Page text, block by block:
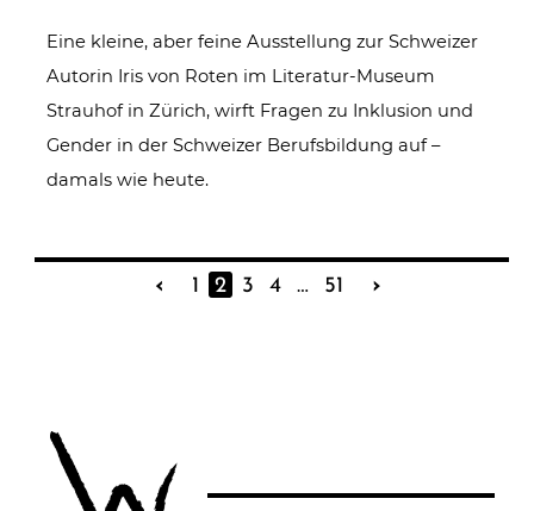
Eine kleine, aber feine Ausstellung zur Schweizer
Autorin Iris von Roten im Literatur-Museum
Strauhof in Zürich, wirft Fragen zu Inklusion und
Gender in der Schweizer Berufsbildung auf –
damals wie heute.
‹ 1 2 3 4 … 51 ›